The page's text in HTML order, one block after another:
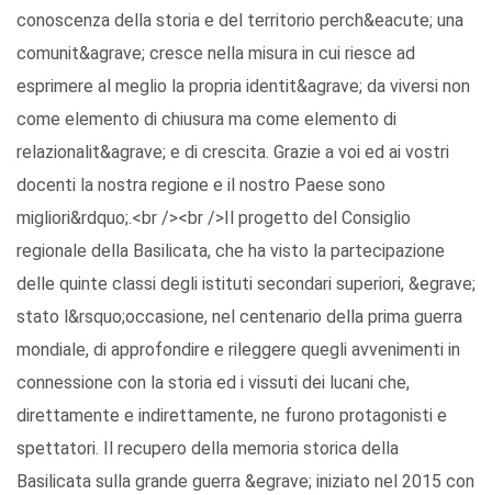
conoscenza della storia e del territorio perch&eacute; una
comunit&agrave; cresce nella misura in cui riesce ad
esprimere al meglio la propria identit&agrave; da viversi non
come elemento di chiusura ma come elemento di
relazionalit&agrave; e di crescita. Grazie a voi ed ai vostri
docenti la nostra regione e il nostro Paese sono
migliori&rdquo;.<br /><br />Il progetto del Consiglio
regionale della Basilicata, che ha visto la partecipazione
delle quinte classi degli istituti secondari superiori, &egrave;
stato l&rsquo;occasione, nel centenario della prima guerra
mondiale, di approfondire e rileggere quegli avvenimenti in
connessione con la storia ed i vissuti dei lucani che,
direttamente e indirettamente, ne furono protagonisti e
spettatori. Il recupero della memoria storica della
Basilicata sulla grande guerra &egrave; iniziato nel 2015 con